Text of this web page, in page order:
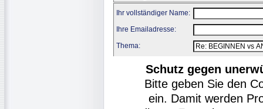
Ihr vollständiger Name:
Ihre Emailadresse:
Thema:
Schutz gegen
Bitte geben Sie den
ein. Damit werden